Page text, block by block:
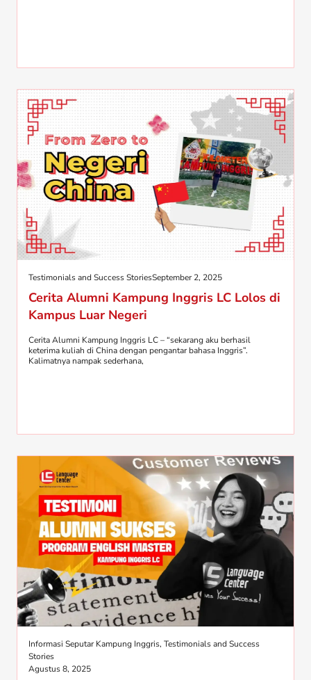
Testimonials and Success StoriesSeptember 2, 2025
Cerita Alumni Kampung Inggris LC Lolos di
Kampus Luar Negeri
Cerita Alumni Kampung Inggris LC – “sekarang aku berhasil
keterima kuliah di China dengan pengantar bahasa Inggris”.
Kalimatnya nampak sederhana,
Informasi Seputar Kampung Inggris, Testimonials and Success
Stories
Agustus 8, 2025